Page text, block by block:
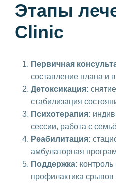
Этапы
Clinic
Первичная
составление плана и
Детоксикация:
стабилизация
Психотерапия:
сессии, работа с
Реабилитация:
амбулаторная
Поддержка:
профилактика срывов